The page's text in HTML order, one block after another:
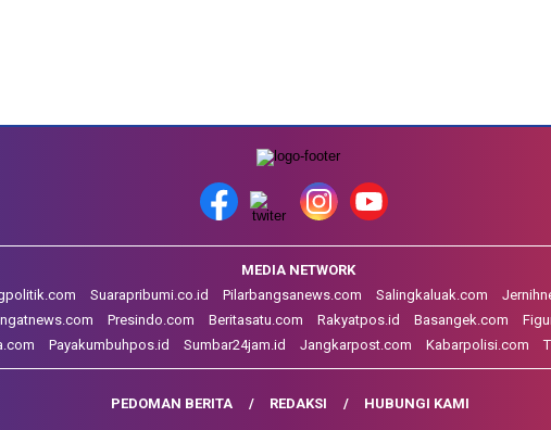
MEDIA NETWORK
Suarapribumi.co.id Pilarbangsanews.com Salingkaluak.com
Presindo.com Beritasatu.com Rakyatpos.id Basangek.com
Payakumbuhpos.id Sumbar24jam.id Jangkarpost.com Kabarpolisi.com
PEDOMAN BERITA REDAKSI HUBUNGI KAMI